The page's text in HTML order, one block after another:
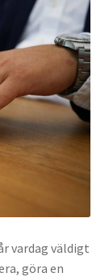
vardag väldigt
göra en